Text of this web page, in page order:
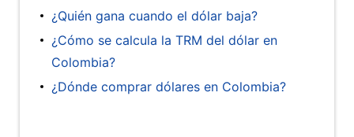
¿Quién gana cuando el dólar baja?
¿Cómo se calcula la TRM del dólar en
Colombia?
¿Dónde comprar dólares en Colombia?